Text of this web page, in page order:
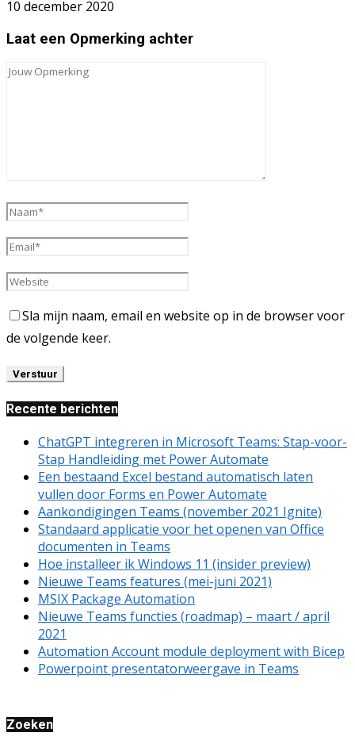
10 december 2020
Laat een Opmerking achter
Sla mijn naam, email en website op in de browser voor
de volgende keer.
Recente berichten
ChatGPT integreren in Microsoft Teams: Stap-voor-
Stap Handleiding met Power Automate
Een bestaand Excel bestand automatisch laten
vullen door Forms en Power Automate
Aankondigingen Teams (november 2021 Ignite)
Standaard applicatie voor het openen van Office
documenten in Teams
Hoe installeer ik Windows 11 (insider preview)
Nieuwe Teams features (mei-juni 2021)
MSIX Package Automation
Nieuwe Teams functies (roadmap) – maart / april
2021
Automation Account module deployment with Bicep
Powerpoint presentatorweergave in Teams
Zoeken